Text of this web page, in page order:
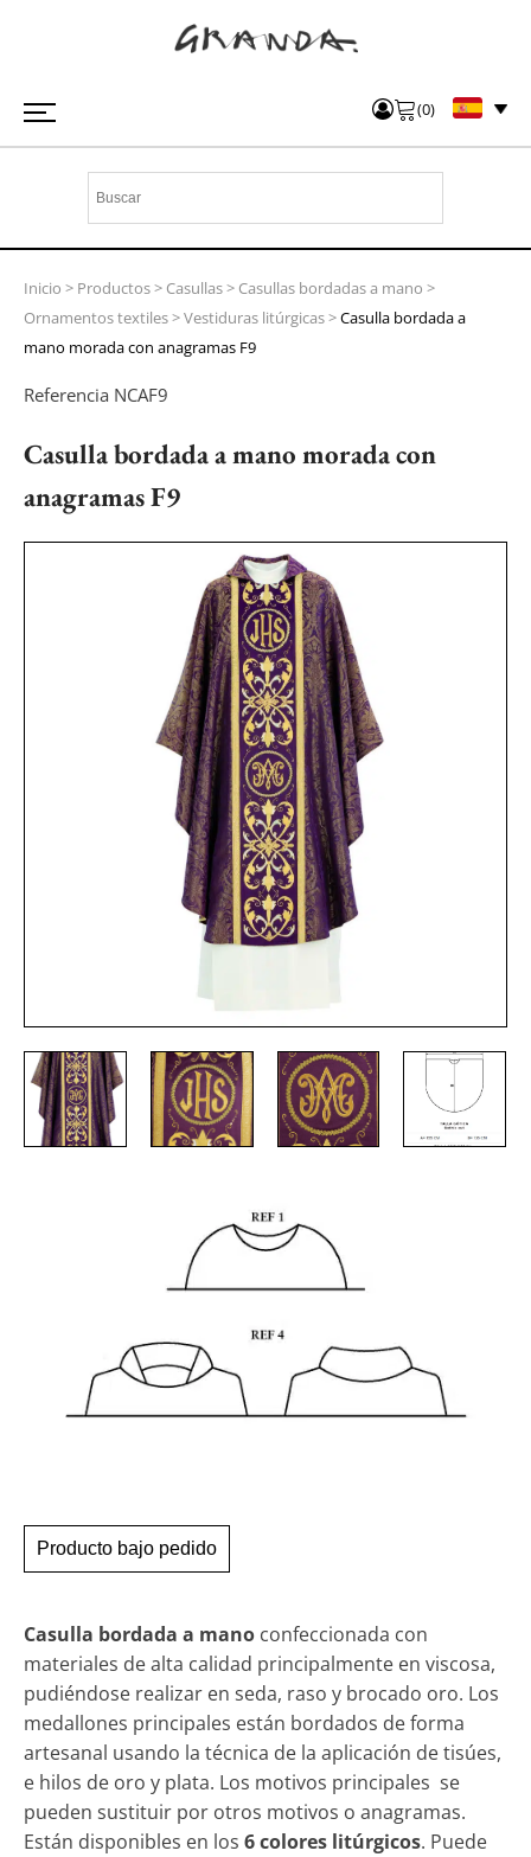
(0)
Inicio > Productos> Casullas> Casullas bordadas a mano >
Ornamentos textiles>Vestiduras litúrgicas>Casulla bordada a
mano morada con anagramas F9
Referencia NCAF9
Casulla bordada a mano morada con
anagramas F9
Producto bajo pedido
Casulla bordada a mano confeccionada con
materiales de alta calidad principalmente en viscosa,
pudiéndose realizar en seda, raso y brocado oro. Los
medallones principales están bordados de forma
artesanal usando la técnica de la aplicación de tisúes,
e hilos de oro y plata. Los motivos principales se
pueden sustituir por otros motivos o anagramas.
Están disponibles en los 6 colores litúrgicos. Puede